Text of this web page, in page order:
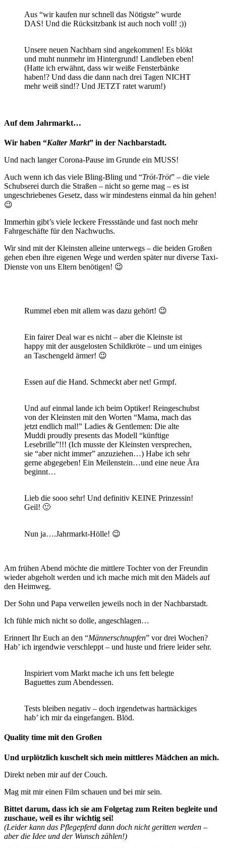
Aus “wir kaufen nur schnell das Nötigste” wurde
DAS! Und die Rücksitzbank ist auch noch voll! ;))
Unsere neuen Nachbarn sind angekommen! Es blökt
und muht nunmehr im Hintergrund! Landleben eben!
(Hatte ich erwähnt, dass wir weiße Fensterbänke
haben!? Und dass die dann nach drei Tagen NICHT
mehr weiß sind!? Und JETZT ratet warum!)
Auf dem Jahrmarkt…
Wir haben “Kalter Markt” in der Nachbarstadt.
Und nach langer Corona-Pause im Grunde ein MUSS!
Auch wenn ich das viele Bling-Bling und “Tröt-Tröt” – die viele
Schubserei durch die Straßen – nicht so gerne mag – es ist
ungeschriebenes Gesetz, dass wir mindestens einmal da hin gehen!
😉
Immerhin gibt’s viele leckere Fressstände und fast noch mehr
Fahrgeschäfte für den Nachwuchs.
Wir sind mit der Kleinsten alleine unterwegs – die beiden Großen
gehen eben ihre eigenen Wege und werden später nur diverse Taxi-
Dienste von uns Eltern benötigen! 😉
Rummel eben mit allem was dazu gehört! 😉
Ein fairer Deal war es nicht – aber die Kleinste ist
happy mit der ausgelosten Schildkröte – und um einiges
an Taschengeld ärmer! 😉
Essen auf die Hand. Schmeckt aber net! Grmpf.
Und auf einmal lande ich beim Optiker! Reingeschubst
von der Kleinsten mit den Worten “Mama, mach das
jetzt endlich mal!” Ladies & Gentlemen: Die alte
Muddi proudly presents das Modell “künftige
Lesebrille”!!! (Ich musste der Kleinsten versprechen,
sie “aber nicht immer” anzuziehen…) Habe ich sehr
gerne abgegeben! Ein Meilenstein…und eine neue Ära
beginnt…
Lieb die sooo sehr! Und definitiv KEINE Prinzessin!
Geil! 🙂
Nun ja….Jahrmarkt-Hölle! 😉
Am frühen Abend möchte die mittlere Tochter von der Freundin
wieder abgeholt werden und ich mache mich mit den Mädels auf
den Heimweg.
Der Sohn und Papa verweilen jeweils noch in der Nachbarstadt.
Ich fühle mich nicht so dolle, angeschlagen…
Erinnert Ihr Euch an den “Männerschnupfen” vor drei Wochen?
Hab’ ich irgendwie verschleppt – und huste und friere leider sehr.
Inspiriert vom Markt mache ich uns fett belegte
Baguettes zum Abendessen.
Tests bleiben negativ – doch irgendetwas hartnäckiges
hab’ ich mir da eingefangen. Blöd.
Quality time mit den Großen
Und urplötzlich kuschelt sich mein mittleres Mädchen an mich.
Direkt neben mir auf der Couch.
Mag mit mir einen Film schauen und bei mir sein.
Bittet darum, dass ich sie am Folgetag zum Reiten begleite und
zuschaue, weil es ihr wichtig sei!
(Leider kann das Pflegepferd dann doch nicht geritten werden –
aber die Idee und der Wunsch zählen!)